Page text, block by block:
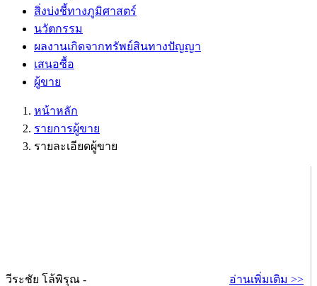
สิ่งบ่งชี้ทางภูมิศาสตร์
นวัตกรรม
ผลงานเกิดจากทรัพย์สินทางปัญญา
เสนอซื้อ
ผู้ขาย
หน้าหลัก
รายการผู้ขาย
รายละเอียดผู้ขาย
วีระชัย โล้พิรุณ - อ่านเพิ่มเติม >>